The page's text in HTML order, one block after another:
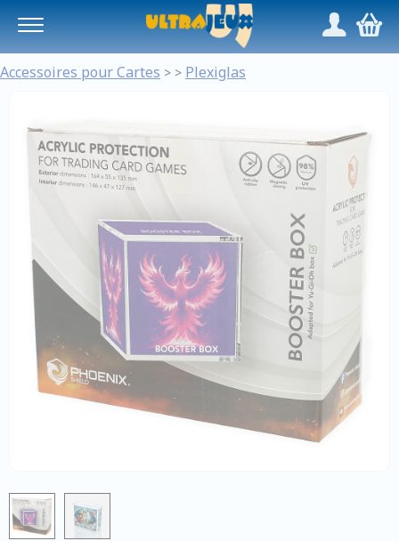
/,
Accessoires pour Cartes > > Plexiglas